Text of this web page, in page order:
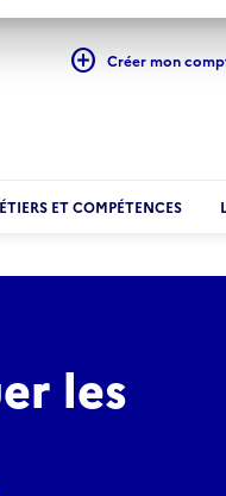
add_circle Créer mon
ET COMPÉTENCES
comportement
les